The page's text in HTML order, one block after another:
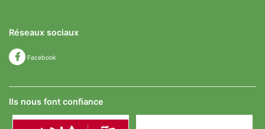
Réseaux sociaux
Facebook
Ils nous font confiance